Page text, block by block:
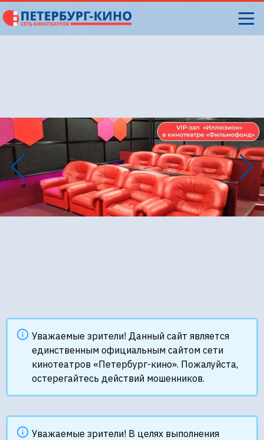
Уважаемые зрители! Данный сайт является
единственным официальным сайтом сети
кинотеатров «Петербург-кино». Пожалуйста,
остерегайтесь действий мошенников.
Уважаемые зрители! В целях выполнения